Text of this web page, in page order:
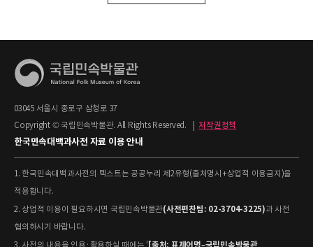
03045 서울시 종로구 삼청로 37
Copyright © 국립민속박물관. All Rights Reserved.
저작권정책
한국민속대백과사전 자료 이용 안내
1. 한국민속대백과사전의 텍스트는 공공누리 제2유형(출처명시+상업적 이용금지)을
적용합니다.
2. 상업적 이용이 필요하시면 국립민속박물관(사전편찬팀: 02-3704-3225)과 사전
협의하시기 바랍니다.
3. 사전의 내용을 인용·활용하실 때에는 ' [출처: 표제어명–국립민속박물관